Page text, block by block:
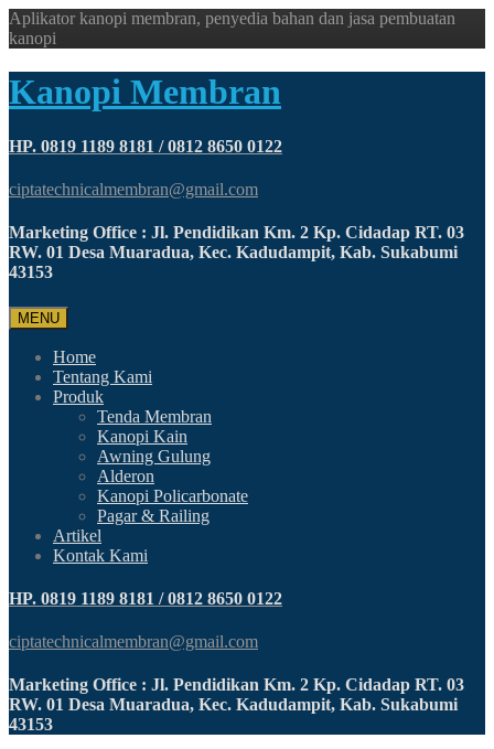
Aplikator kanopi membran, penyedia bahan dan jasa pembuatan
kanopi
Kanopi Membran
HP. 0819 1189 8181 / 0812 8650 0122
ciptatechnicalmembran@gmail.com
Marketing Office : Jl. Pendidikan Km. 2 Kp. Cidadap RT. 03
RW. 01 Desa Muaradua, Kec. Kadudampit, Kab. Sukabumi
43153
MENU
Home
Tentang Kami
Produk
Tenda Membran
Kanopi Kain
Awning Gulung
Alderon
Kanopi Policarbonate
Pagar & Railing
Artikel
Kontak Kami
HP. 0819 1189 8181 / 0812 8650 0122
ciptatechnicalmembran@gmail.com
Marketing Office : Jl. Pendidikan Km. 2 Kp. Cidadap RT. 03
RW. 01 Desa Muaradua, Kec. Kadudampit, Kab. Sukabumi
43153